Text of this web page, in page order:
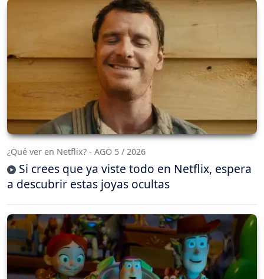
¿Qué ver en Netflix? - AGO 5 / 2026
Si crees que ya viste todo en Netflix, espera
a descubrir estas joyas ocultas